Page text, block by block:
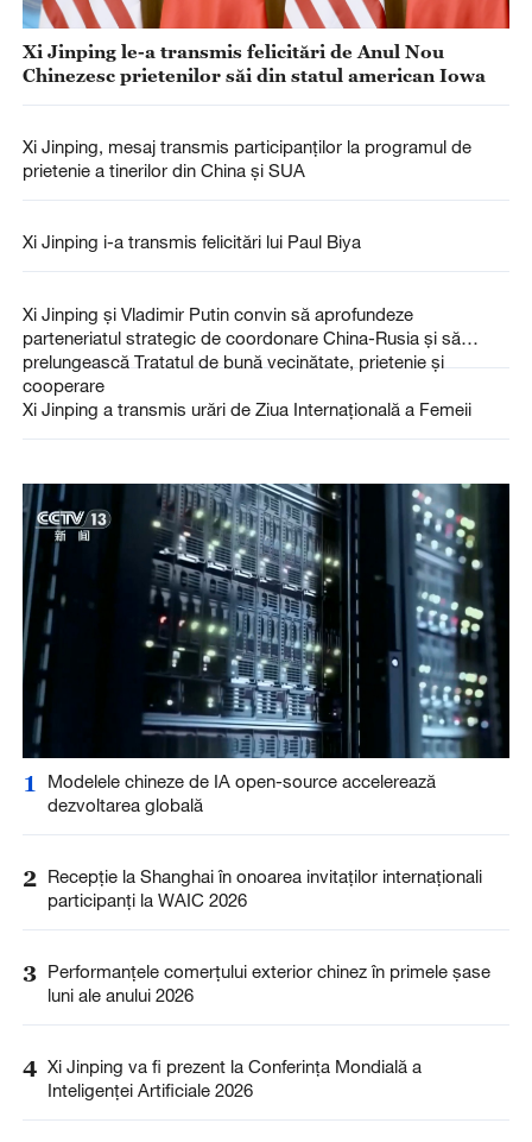
Xi Jinping le-a transmis felicitări de Anul Nou
Chinezesc prietenilor săi din statul american Iowa
Xi Jinping, mesaj transmis participanților la programul de
prietenie a tinerilor din China și SUA
Xi Jinping i-a transmis felicitări lui Paul Biya
Xi Jinping și Vladimir Putin convin să aprofundeze
parteneriatul strategic de coordonare China-Rusia și să
prelungească Tratatul de bună vecinătate, prietenie și
cooperare
Xi Jinping a transmis urări de Ziua Internațională a Femeii
1
Modelele chineze de IA open-source accelerează
dezvoltarea globală
2 Recepție la Shanghai în onoarea invitaților internaționali
participanți la WAIC 2026
3 Performanțele comerțului exterior chinez în primele șase
luni ale anului 2026
4 Xi Jinping va fi prezent la Conferința Mondială a
Inteligenței Artificiale 2026